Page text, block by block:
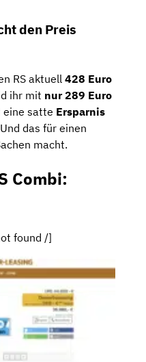
den Preis
RS aktuell 428 Euro
ihr mit nur 289 Euro
eine satte Ersparnis
das für einen
macht.
Combi:
found /]